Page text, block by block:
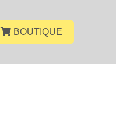
BOUTIQUE